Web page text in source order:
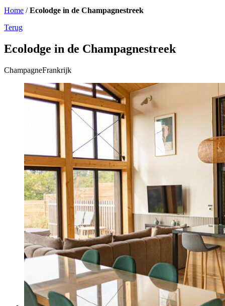
Home /Ecolodge in de Champagnestreek
Terug
Ecolodge in de Champagnestreek
ChampagneFrankrijk